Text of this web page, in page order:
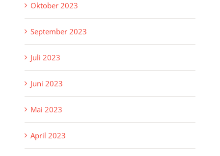
Oktober 2023
September 2023
Juli 2023
Juni 2023
Mai 2023
April 2023